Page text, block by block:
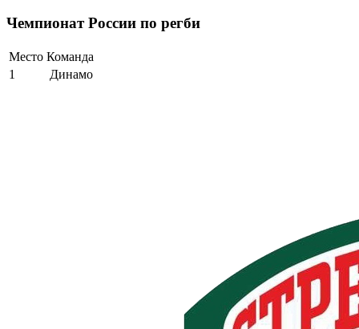
Чемпионат России по регби
Место Команда
1
Динамо